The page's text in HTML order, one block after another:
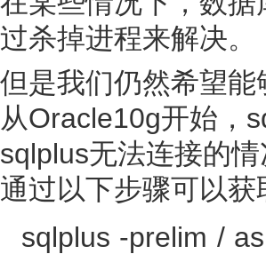
过杀掉进程来解决。
但是我们仍然希望
从Oracle10g开始，
sqlplus无法连接的
通过以下步骤可以
sqlplus -prelim /